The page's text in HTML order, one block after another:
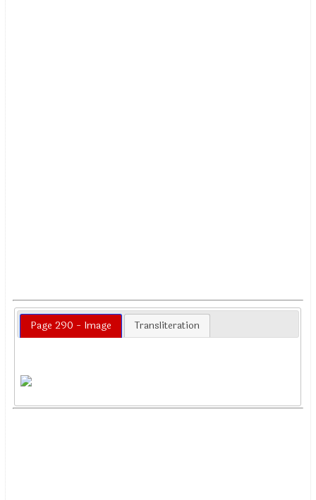
Page 290 - Image Transliteration